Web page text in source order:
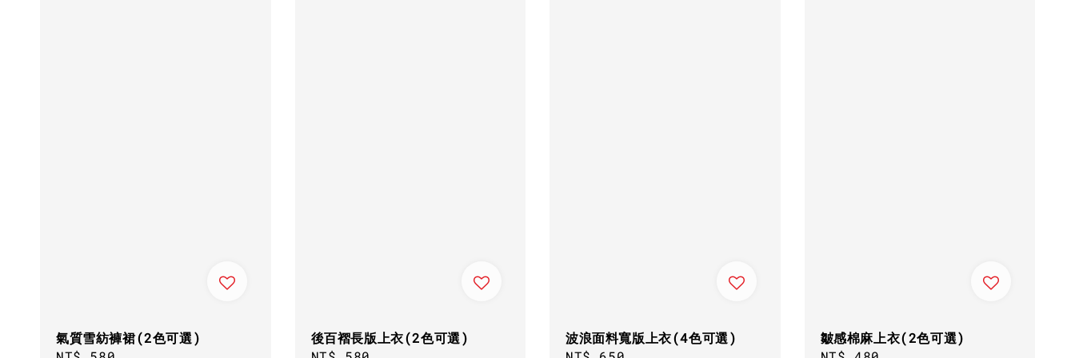
氣質雪紡褲裙(2色可選)
後百褶長版上衣(2色可選)
波浪面料寬版上衣(4色可選)
皺感棉麻上衣(2色可選)